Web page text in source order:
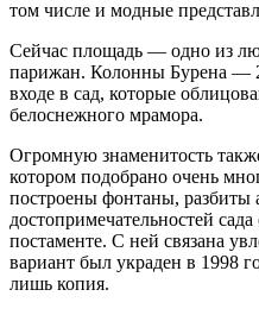
том числе и модные
Сейчас площадь — одно из
парижан. Колонны Бурена —
входе в сад, которые
белоснежного мрамора.
Огромную знаменитость
котором подобрано очень
построены фонтаны,
достопримечательностей
постаменте. С ней связана
вариант был украден в 1998
лишь копия.